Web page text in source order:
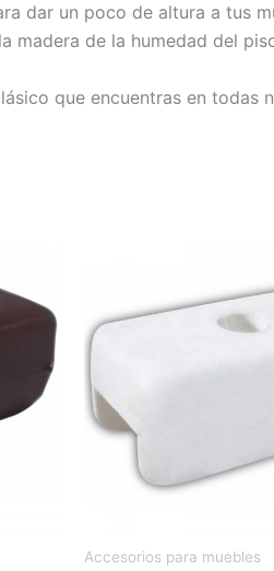
dar un poco de altura a tus
madera de la humedad del
que encuentras en todas
Accesorios para muebles